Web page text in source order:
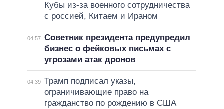
Кубы из-за военного сотрудничества
с россией, Китаем и Ираном
04:57 Советник президента предупредил
бизнес о фейковых письмах с
угрозами атак дронов
04:39 Трамп подписал указы,
ограничивающие право на
гражданство по рождению в США